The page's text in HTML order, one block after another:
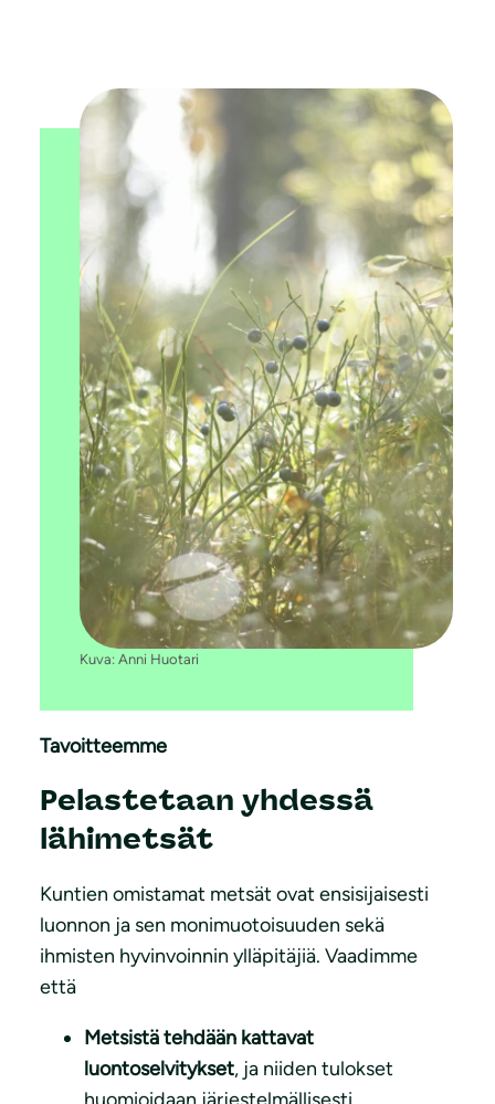
Kuva: Anni Huotari
Tavoitteemme
Pelastetaan yhdessä
lähimetsät
Kuntien omistamat metsät ovat ensisijaisesti
luonnon ja sen monimuotoisuuden sekä
ihmisten hyvinvoinnin ylläpitäjiä. Vaadimme
että
Metsistä tehdään kattavat
luontoselvitykset, ja niiden tulokset